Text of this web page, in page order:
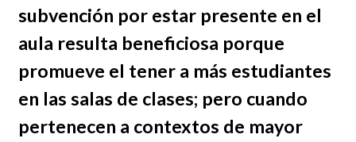
subvención por estar presente en el
aula resulta beneficiosa porque
promueve el tener a más estudiantes
en las salas de clases; pero cuando
pertenecen a contextos de mayor